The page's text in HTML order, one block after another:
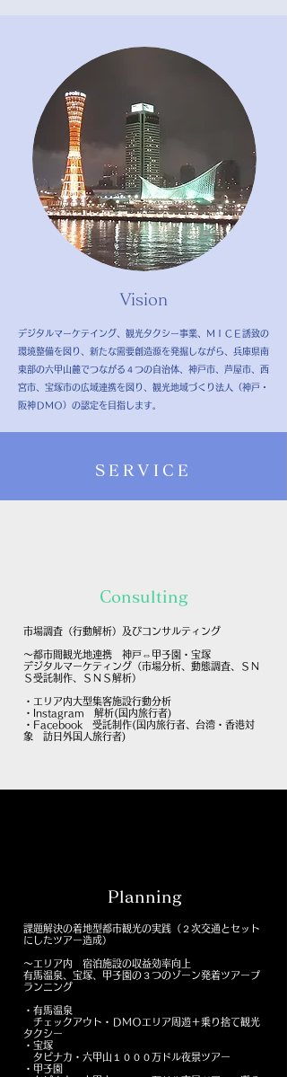
Vision
デジタルマーケテイング、観光タクシー事業、ＭＩＣＥ誘致の
環境整備を図り、新たな需要創造源を発掘しながら、兵庫県南
東部の六甲山麓でつながる４つの自治体、神戸市、芦屋市、西
宮市、宝塚市の広域連携を図り、観光地域づくり法人（神戸・
阪神ＤＭＯ）の認定を目指します。
SERVICE
Consulting
市場調査（行動解析）及びコンサルティング
～都市間観光地連携 神戸⇔甲子園・宝塚
デジタルマーケティング（市場分析、動態調査、ＳＮ
Ｓ受託制作、ＳＮＳ解析）
・エリア内大型集客施設行動分析
・Instagram 解析(国内旅行者)
・Facebook 受託制作(国内旅行者、台湾・香港対
象 訪日外国人旅行者)
Planning
課題解決の着地型都市観光の実践（２次交通とセット
にしたツアー造成）
～エリア内 宿泊施設の収益効率向上
有馬温泉、宝塚、甲子園の３つのゾーン発着ツアープ
ランニング
・有馬温泉
チェックアウト・ＤＭＯエリア周遊＋乗り捨て観光
タクシー
・宝塚
タビナカ・六甲山１０００万ドル夜景ツアー
・甲子園